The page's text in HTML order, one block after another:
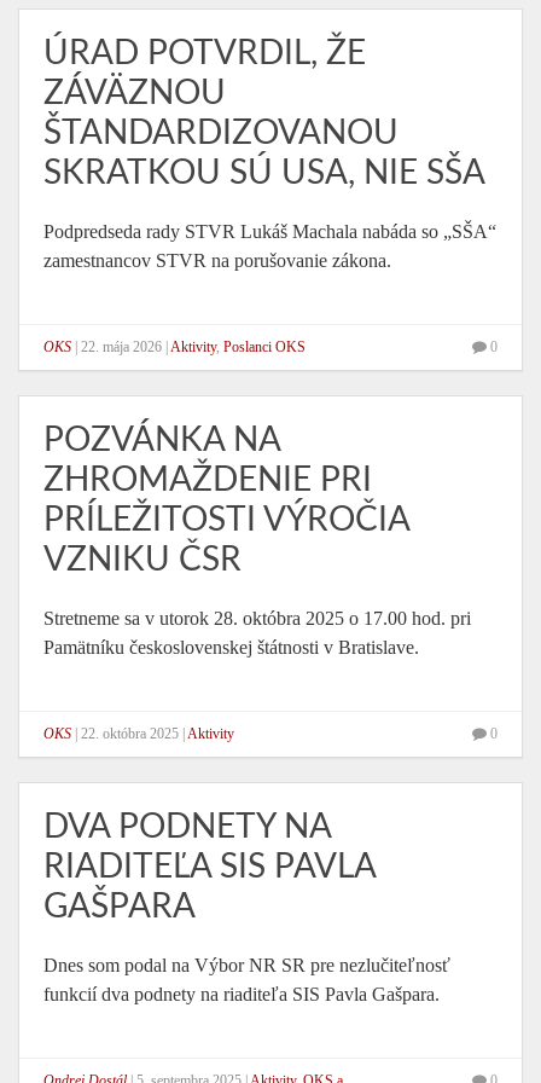
ÚRAD POTVRDIL, ŽE
ZÁVÄZNOU
ŠTANDARDIZOVANOU
SKRATKOU SÚ USA, NIE SŠA
Podpredseda rady STVR Lukáš Machala nabáda so „SŠA“
zamestnancov STVR na porušovanie zákona.
OKS 22. mája 2026 Aktivity, Poslanci OKS 0
POZVÁNKA NA
ZHROMAŽDENIE PRI
PRÍLEŽITOSTI VÝROČIA
VZNIKU ČSR
Stretneme sa v utorok 28. októbra 2025 o 17.00 hod. pri
Pamätníku československej štátnosti v Bratislave.
OKS 22. októbra 2025 Aktivity 0
DVA PODNETY NA
RIADITEĽA SIS PAVLA
GAŠPARA
Dnes som podal na Výbor NR SR pre nezlučiteľnosť
funkcií dva podnety na riaditeľa SIS Pavla Gašpara.